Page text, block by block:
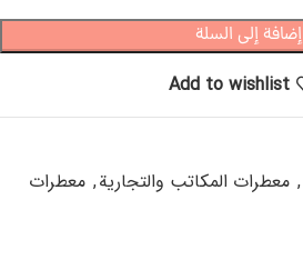
إضافة إلى السلة
Add to wishlist
, معطرات المكاتب والتجارية, معطرات